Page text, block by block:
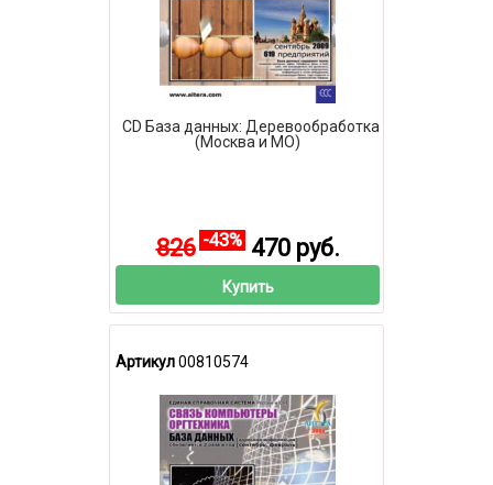
CD База данных: Деревообработка
(Москва и МО)
826 -43%470 руб.
Купить
Артикул00810574